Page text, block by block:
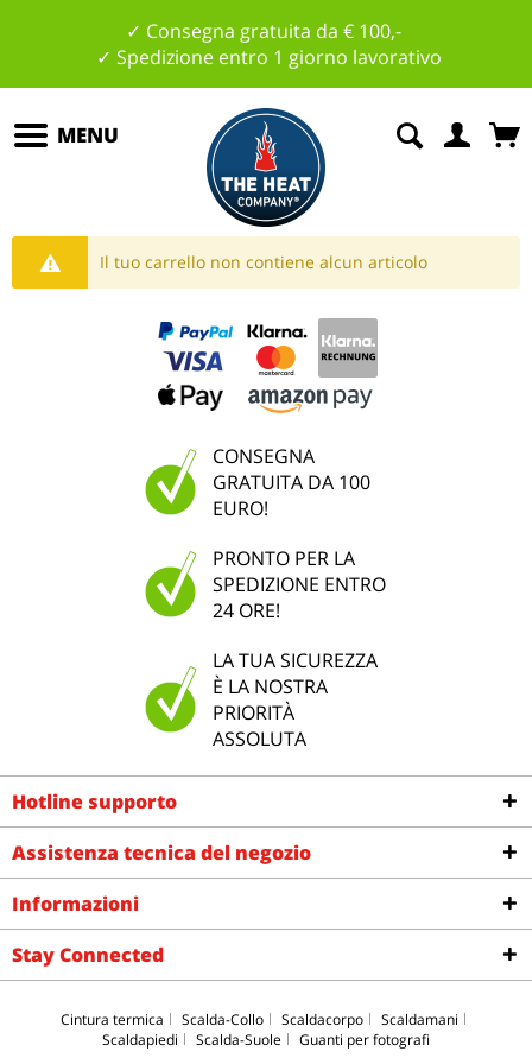
✓ Consegna gratuita da € 100,-
✓ Spedizione entro 1 giorno lavorativo
MENU
Il tuo carrello non contiene alcun articolo
CONSEGNA
GRATUITA DA 100
EURO!
PRONTO PER LA
SPEDIZIONE ENTRO
24 ORE!
LA TUA SICUREZZA
È LA NOSTRA
PRIORITÀ
ASSOLUTA
Hotline supporto
Assistenza tecnica del negozio
Informazioni
Stay Connected
Cintura termica Scalda-Collo Scaldacorpo
Scaldamani
Scaldapiedi
Scalda-Suole Guanti per fotografi